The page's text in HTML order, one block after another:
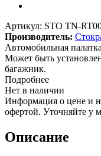
Артикул: STO TN-
Производитель:
Автомобильная
Может быть
багажник.
Подробнее
Нет в наличии
Информация о цене и
офертой. Уточняйте у
Описание